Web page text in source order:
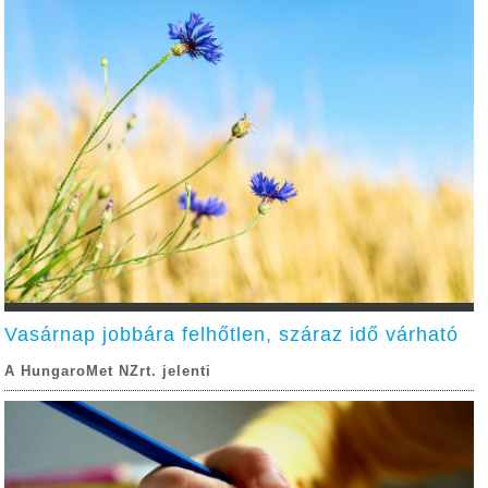
Vasárnap jobbára felhőtlen, száraz idő várható
A HungaroMet NZrt. jelenti